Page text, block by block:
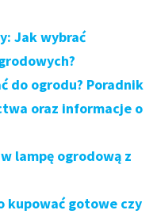
Jak wybrać
do ogrodu? Poradnik
oraz informacje o
lampę ogrodową z
kupować gotowe czy